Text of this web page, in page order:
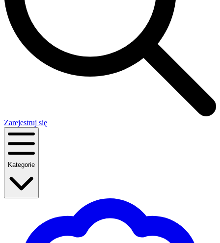
Zarejestruj się
Kategorie